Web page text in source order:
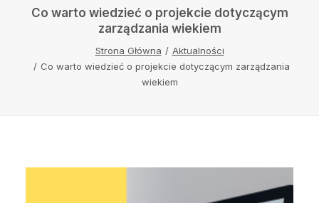
WYSZUKIWANIE
Co warto wiedzieć o projekcie dotyczącym
zarządzania wiekiem
Strona Główna
Aktualności
Co warto wiedzieć o projekcie dotyczącym zarządzania
wiekiem